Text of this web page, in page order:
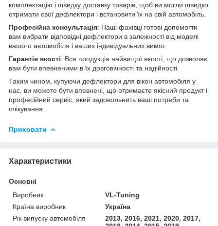
комплектацію і швидку доставку товарів, щоб ви могли швидко
отримати свої дефлектори і встановити їх на свій автомобіль.
Професійна консультація: Наші фахівці готові допомогти
вам вибрати відповідні дефлектори в залежності від моделі
вашого автомобіля і ваших індивідуальних вимог.
Гарантія якості: Вся продукція найвищої якості, що дозволяє
вам бути впевненими в їх довговічності та надійності.
Таким чином, купуючи дефлектори для вікон автомобіля у
нас, ви можете бути впевнені, що отримаєте якісний продукт і
професійний сервіс, який задовольнить ваші потреби та
очікування.
Приховати
Характеристики
Основні
Виробник
VL-Tuning
Країна виробник
Україна
Рік випуску автомобіля
2013, 2016, 2021, 2020, 2017,